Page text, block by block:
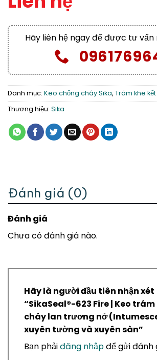
Hãy liên hệ ngay để được tư
Danh mục: Keo chống cháy Sika, Trám khe
Thương hiệu: Sika
Đánh giá (0)
Đánh giá
Chưa có đánh giá nào.
Hãy là người đầu tiên nhận xét
“SikaSeal®-623 Fire | Keo
cháy lan trương nở
xuyên tường và xuyên sàn”
Bạn phảiđăng nhậpđể gửi đánh